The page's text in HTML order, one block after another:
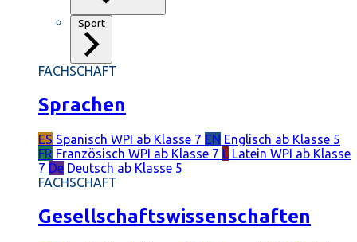
Sport
FACHSCHAFT
Sprachen
ES Spanisch WPI ab Klasse 7 EN Englisch ab Klasse 5
FR Französisch WPI ab Klasse 7 L Latein WPI ab Klasse
7 De Deutsch ab Klasse 5
FACHSCHAFT
Gesellschaftswissenschaften